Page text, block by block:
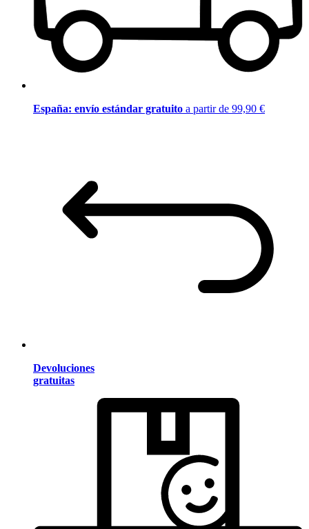
España: envío estándar gratuito a partir de 99,90 €
Devoluciones
gratuitas